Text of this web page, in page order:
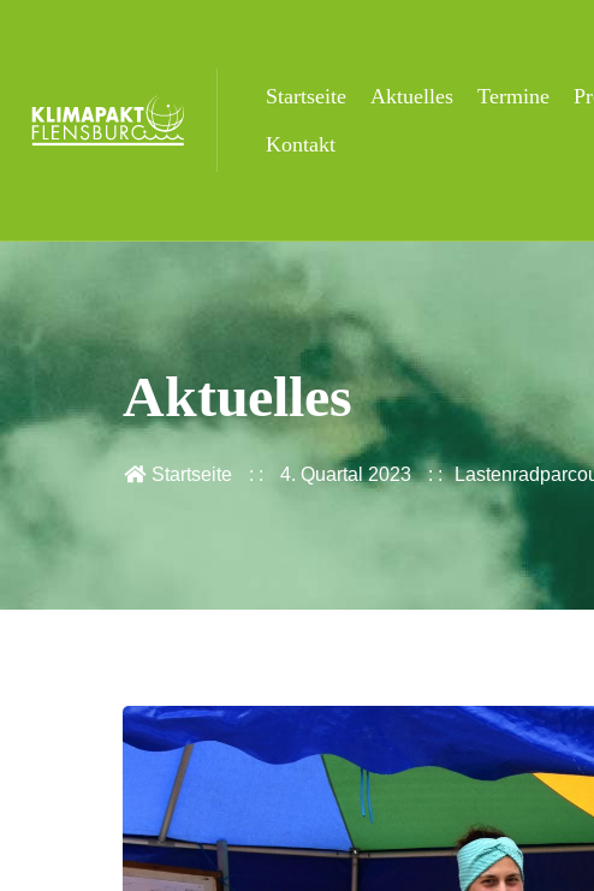
Startseite Aktuelles Termine
Kontakt
Aktuelles
Startseite 4. Quartal 2023